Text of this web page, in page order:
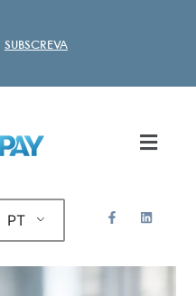
SUBSCREVA
PT